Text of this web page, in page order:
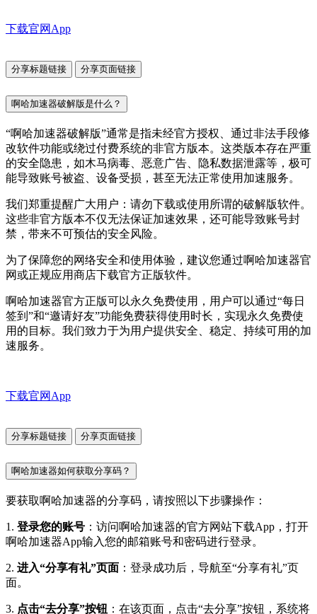
下载官网App
分享标题链接 分享页面链接
啊哈加速器破解版是什么？
“啊哈加速器破解版”通常是指未经官方授权、通过非法手段修
改软件功能或绕过付费系统的非官方版本。这类版本存在严重
的安全隐患，如木马病毒、恶意广告、隐私数据泄露等，极可
能导致账号被盗、设备受损，甚至无法正常使用加速服务。
我们郑重提醒广大用户：请勿下载或使用所谓的破解版软件。
这些非官方版本不仅无法保证加速效果，还可能导致账号封
禁，带来不可预估的安全风险。
为了保障您的网络安全和使用体验，建议您通过啊哈加速器官
网或正规应用商店下载官方正版软件。
啊哈加速器官方正版可以永久免费使用，用户可以通过“每日
签到”和“邀请好友”功能免费获得使用时长，实现永久免费使
用的目标。我们致力于为用户提供安全、稳定、持续可用的加
速服务。
下载官网App
分享标题链接 分享页面链接
啊哈加速器如何获取分享码？
要获取啊哈加速器的分享码，请按照以下步骤操作：
1. 登录您的账号 ：访问啊哈加速器的官方网站下载App，打开
啊哈加速器App输入您的邮箱账号和密码进行登录。
2. 进入“分享有礼”页面 ：登录成功后，导航至“分享有礼”页
面。
3. 点击“去分享”按钮 ：在该页面，点击“去分享”按钮，系统将